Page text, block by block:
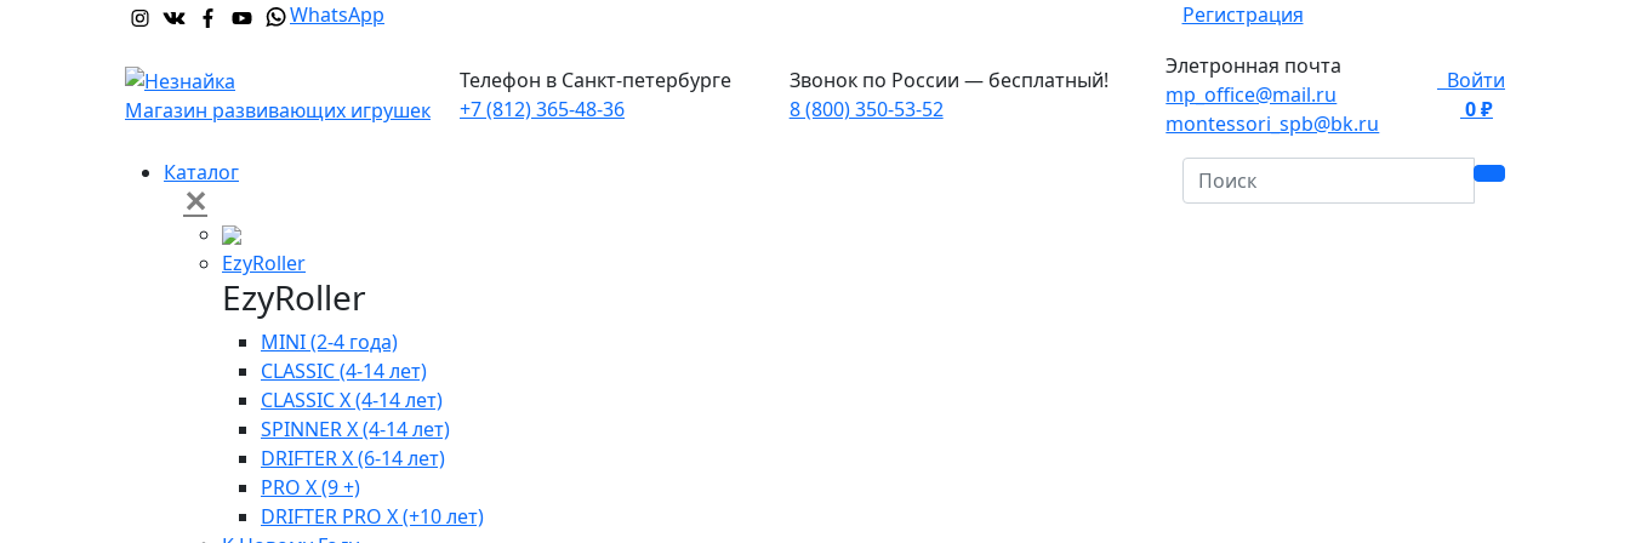
WhatsApp Регистрация
Магазин развивающих игрушек
Телефон в Санкт-петербурге
+7 (812) 365-48-36
Звонок по России — бесплатный!
8 (800) 350-53-52
Элетронная почта
mp_office@mail.ru
montessori_spb@bk.ru
Войти
0 ₽
Каталог
✕
EzyRoller
EzyRoller
MINI (2-4 года)
CLASSIC (4-14 лет)
CLASSIC X (4-14 лет)
SPINNER X (4-14 лет)
DRIFTER X (6-14 лет)
PRO X (9 +)
DRIFTER PRO X (+10 лет)